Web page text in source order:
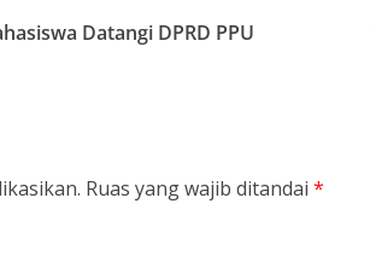
Datangi DPRD PPU
Ruas yang wajib ditandai *